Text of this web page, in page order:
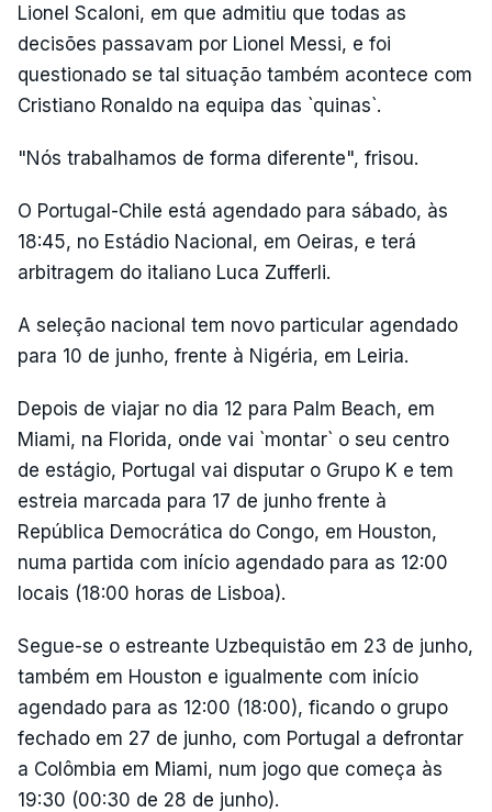
Lionel Scaloni, em que admitiu que todas as
decisões passavam por Lionel Messi, e foi
questionado se tal situação também acontece com
Cristiano Ronaldo na equipa das `quinas`.
"Nós trabalhamos de forma diferente", frisou.
O Portugal-Chile está agendado para sábado, às
18:45, no Estádio Nacional, em Oeiras, e terá
arbitragem do italiano Luca Zufferli.
A seleção nacional tem novo particular agendado
para 10 de junho, frente à Nigéria, em Leiria.
Depois de viajar no dia 12 para Palm Beach, em
Miami, na Florida, onde vai `montar` o seu centro
de estágio, Portugal vai disputar o Grupo K e tem
estreia marcada para 17 de junho frente à
República Democrática do Congo, em Houston,
numa partida com início agendado para as 12:00
locais (18:00 horas de Lisboa).
Segue-se o estreante Uzbequistão em 23 de junho,
também em Houston e igualmente com início
agendado para as 12:00 (18:00), ficando o grupo
fechado em 27 de junho, com Portugal a defrontar
a Colômbia em Miami, num jogo que começa às
19:30 (00:30 de 28 de junho).